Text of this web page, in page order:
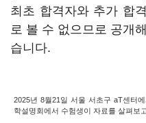
최초 합격자와 추가 합
로 볼 수 없으므로 공개
습니다.
2025년 8월21일 서울 서초구 aT센터
학설명회에서 수험생이 자료를 살펴보